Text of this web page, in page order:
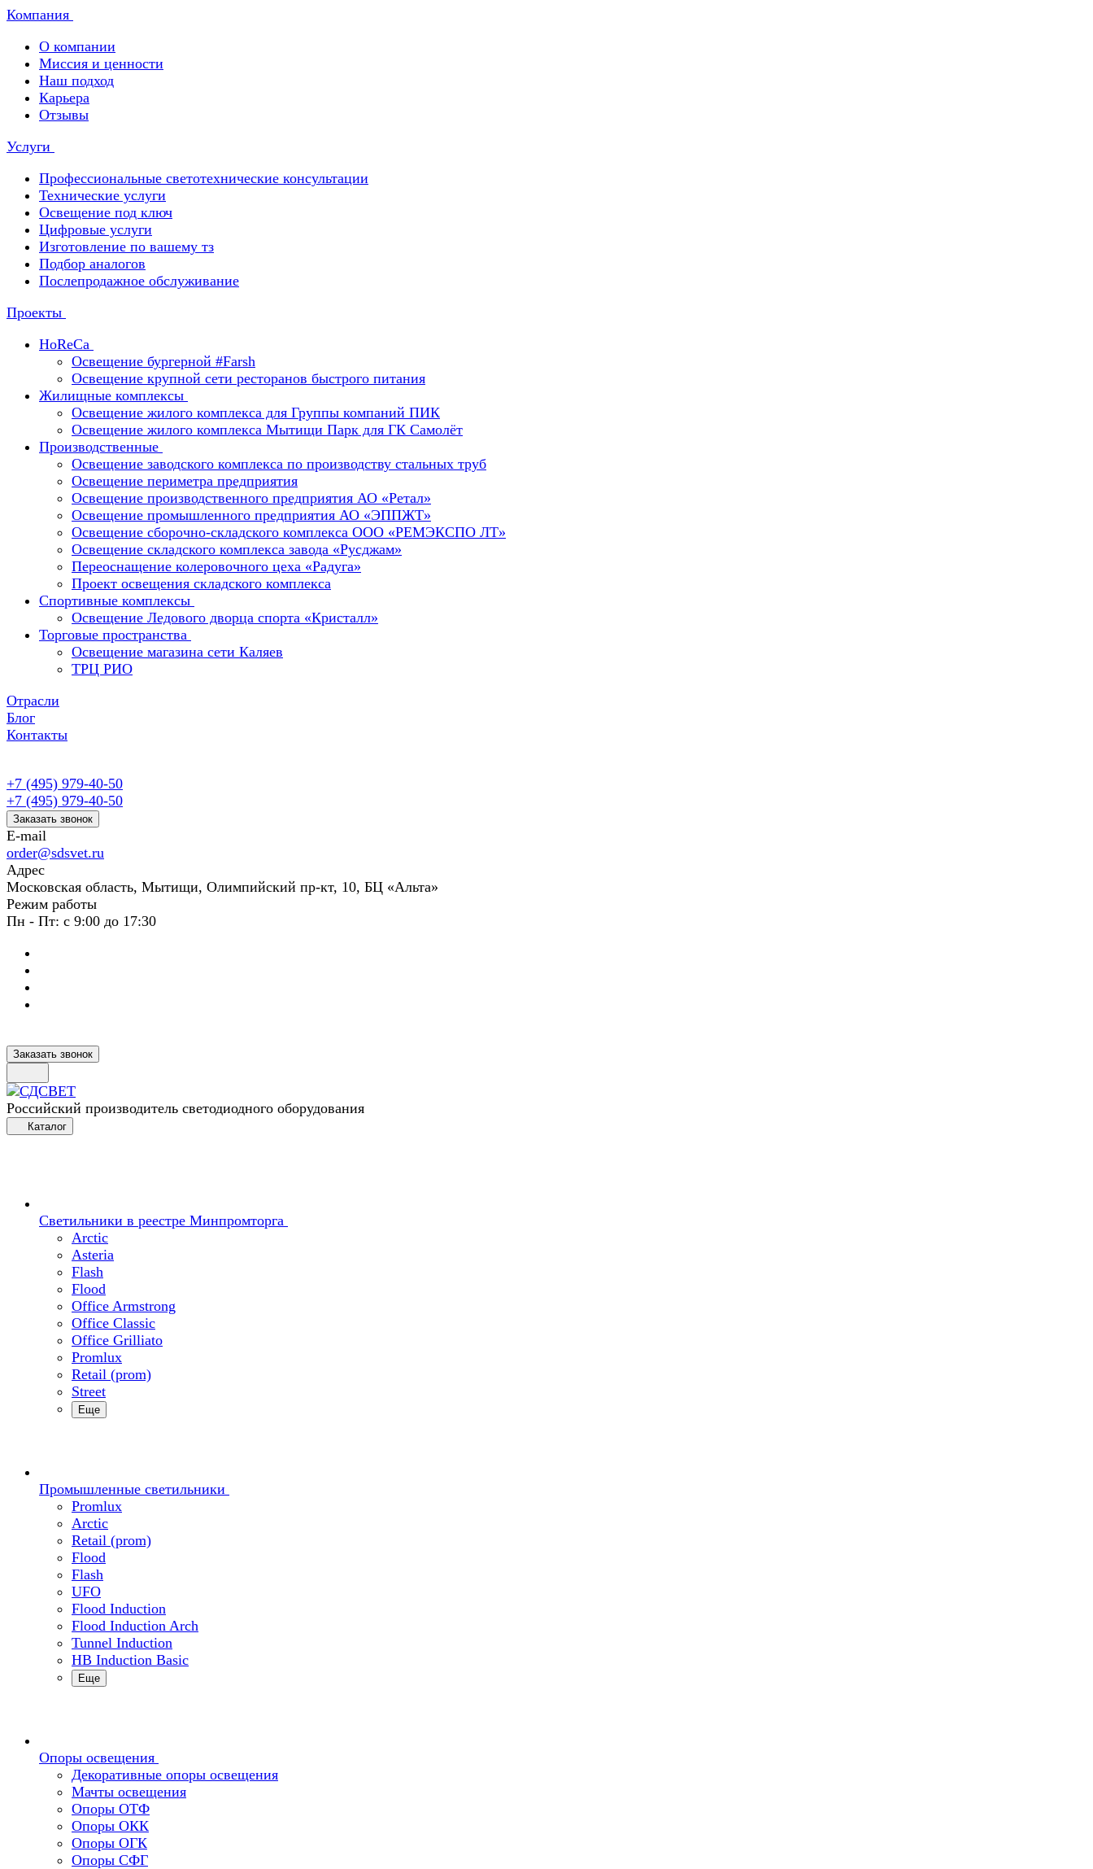
Компания
О компании
Миссия и ценности
Наш подход
Карьера
Отзывы
Услуги
Профессиональные светотехнические консультации
Технические услуги
Освещение под ключ
Цифровые услуги
Изготовление по вашему тз
Подбор аналогов
Послепродажное обслуживание
Проекты
HoReCa
Освещение бургерной #Farsh
Освещение крупной сети ресторанов быстрого питания
Жилищные комплексы
Освещение жилого комплекса для Группы компаний ПИК
Освещение жилого комплекса Мытищи Парк для ГК Самолёт
Производственные
Освещение заводского комплекса по производству стальных труб
Освещение периметра предприятия
Освещение производственного предприятия АО «Ретал»
Освещение промышленного предприятия АО «ЭППЖТ»
Освещение сборочно-складского комплекса ООО «РЕМЭКСПО ЛТ»
Освещение складского комплекса завода «Русджам»
Переоснащение колеровочного цеха «Радуга»
Проект освещения складского комплекса
Спортивные комплексы
Освещение Ледового дворца спорта «Кристалл»
Торговые пространства
Освещение магазина сети Каляев
ТРЦ РИО
Отрасли
Блог
Контакты
+7 (495) 979-40-50
+7 (495) 979-40-50
Заказать звонок
E-mail
order@sdsvet.ru
Адрес
Московская область, Мытищи, Олимпийский пр-кт, 10, БЦ «Альта»
Режим работы
Пн - Пт: с 9:00 до 17:30
Заказать звонок
Российский производитель светодиодного оборудования
Каталог
Светильники в реестре Минпромторга
Arctic
Asteria
Flash
Flood
Office Armstrong
Office Classic
Office Grilliato
Promlux
Retail (prom)
Street
Еще
Промышленные светильники
Promlux
Arctic
Retail (prom)
Flood
Flash
UFO
Flood Induction
Flood Induction Arch
Tunnel Induction
HB Induction Basic
Еще
Опоры освещения
Декоративные опоры освещения
Мачты освещения
Опоры ОТФ
Опоры ОКК
Опоры ОГК
Опоры СФГ